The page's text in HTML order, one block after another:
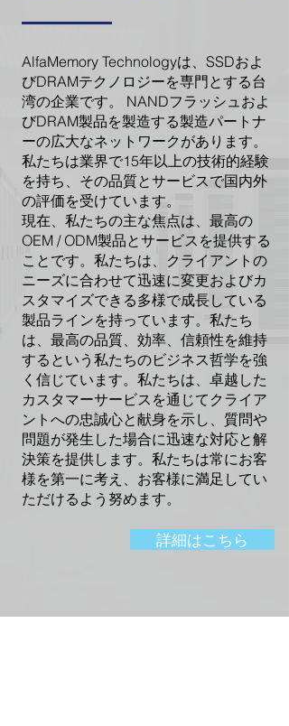
AlfaMemory Technologyは、SSDおよ
びDRAMテクノロジーを専門とする台
湾の企業です。 NANDフラッシュおよ
びDRAM製品を製造する製造パートナ
ーの広大なネットワークがあります。
私たちは業界で15年以上の技術的経験
を持ち、その品質とサービスで国内外
の評価を受けています。
現在、私たちの主な焦点は、最高の
OEM / ODM製品とサービスを提供する
ことです。私たちは、クライアントの
ニーズに合わせて迅速に変更およびカ
スタマイズできる多様で成長している
製品ラインを持っています。私たち
は、最高の品質、効率、信頼性を維持
するという私たちのビジネス哲学を強
く信じています。私たちは、卓越した
カスタマーサービスを通じてクライア
ントへの忠誠心と献身を示し、質問や
問題が発生した場合に迅速な対応と解
決策を提供します。私たちは常にお客
様を第一に考え、お客様に満足してい
ただけるよう努めます。
詳細はこちら